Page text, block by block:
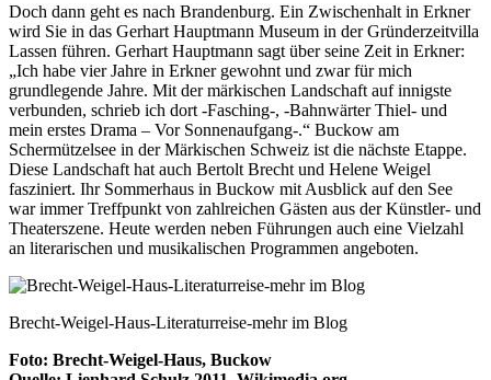
Doch dann geht es nach Brandenburg. Ein Zwischenhalt in Erkner
wird Sie in das Gerhart Hauptmann Museum in der Gründerzeitvilla
Lassen führen. Gerhart Hauptmann sagt über seine Zeit in Erkner:
„Ich habe vier Jahre in Erkner gewohnt und zwar für mich
grundlegende Jahre. Mit der märkischen Landschaft auf innigste
verbunden, schrieb ich dort -Fasching-, -Bahnwärter Thiel- und
mein erstes Drama – Vor Sonnenaufgang-.“ Buckow am
Schermützelsee in der Märkischen Schweiz ist die nächste Etappe.
Diese Landschaft hat auch Bertolt Brecht und Helene Weigel
fasziniert. Ihr Sommerhaus in Buckow mit Ausblick auf den See
war immer Treffpunkt von zahlreichen Gästen aus der Künstler- und
Theaterszene. Heute werden neben Führungen auch eine Vielzahl
an literarischen und musikalischen Programmen angeboten.
Brecht-Weigel-Haus-Literaturreise-mehr im Blog
Foto: Brecht-Weigel-Haus, Buckow